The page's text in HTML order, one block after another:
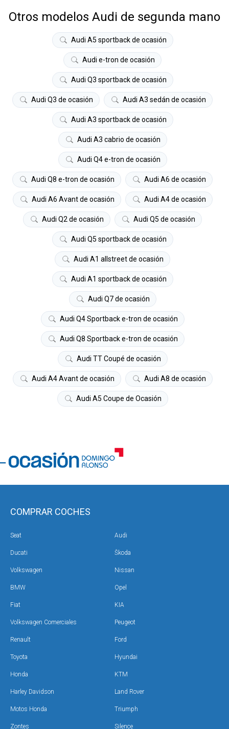
Otros modelos Audi de segunda mano
Audi A5 sportback de ocasión
Audi e-tron de ocasión
Audi Q3 sportback de ocasión
Audi Q3 de ocasión Audi A3 sedán de ocasión
Audi A3 sportback de ocasión
Audi A3 cabrio de ocasión
Audi Q4 e-tron de ocasión
Audi Q8 e-tron de ocasión Audi A6 de ocasión
Audi A6 Avant de ocasión Audi A4 de ocasión
Audi Q2 de ocasión Audi Q5 de ocasión
Audi Q5 sportback de ocasión
Audi A1 allstreet de ocasión
Audi A1 sportback de ocasión
Audi Q7 de ocasión
Audi Q4 Sportback e-tron de ocasión
Audi Q8 Sportback e-tron de ocasión
Audi TT Coupé de ocasión
Audi A4 Avant de ocasión Audi A8 de ocasión
Audi A5 Coupe de Ocasión
COMPRAR COCHES
Seat Audi
Ducati Škoda
Volkswagen Nissan
BMW Opel
Fiat KIA
Volkswagen Comerciales Peugeot
Renault Ford
Toyota Hyundai
Honda KTM
Harley Davidson Land Rover
Motos Honda Triumph
Zontes Silence